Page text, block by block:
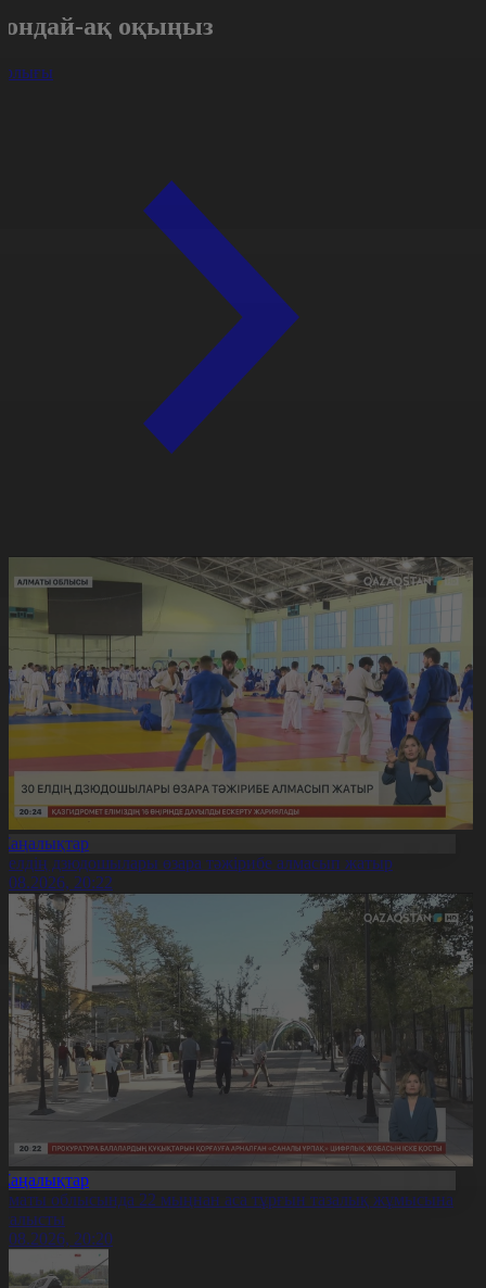
ақ оқыңыз
елдің дзюдошылары өзара тәжірибе алмасып жатыр
20:22
облысында 22 мыңнан аса тұрғын тазалық жұмысына
20:20